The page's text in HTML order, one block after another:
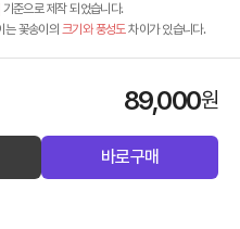
기준으로 제작 되었습니다.
는 꽃송이의 크기와 풍성도차이가 있습니다.
89,000원
바로구매